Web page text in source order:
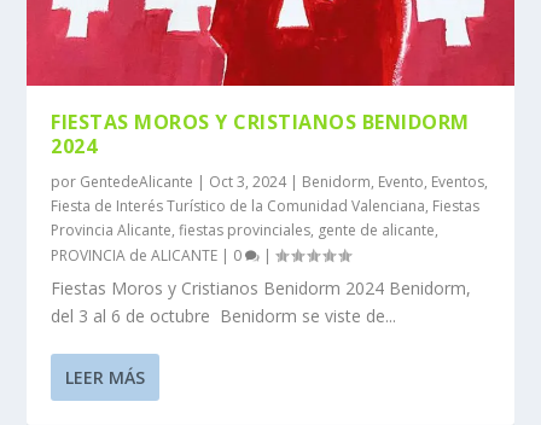
FIESTAS MOROS Y CRISTIANOS BENIDORM
2024
por GentedeAlicante Oct 3, 2024| Benidorm, Evento, Eventos,
Fiesta de Interés Turístico de la Comunidad Valenciana, Fiestas
Provincia Alicante,fiestas provinciales, gente de alicante,
PROVINCIA de ALICANTE
0 |
Fiestas Moros y Cristianos Benidorm 2024 Benidorm,
del 3 al 6 de octubre Benidorm se viste de...
LEER MÁS